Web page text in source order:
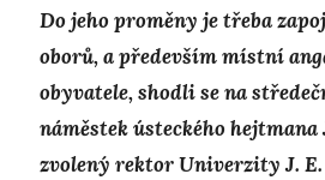
Do jeho proměny je třeba
oborů, a především místní
obyvatele, shodli se na
náměstek ústeckého
zvolený rektor Univerzity J.